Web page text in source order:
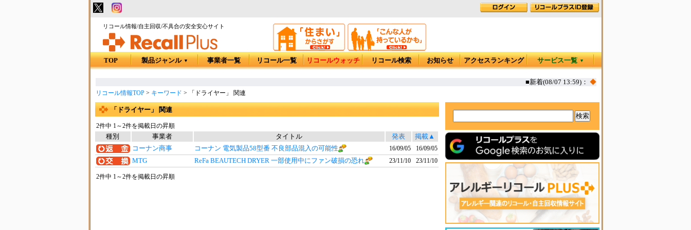
リコール情報/自主回収/不具合の安全安心サイト
TOP 製品ジャンル ▼ 事業者一覧 リコール一覧 リコールウォッチ リコール検索 お知らせ アクセスランキング サービス一覧 ▼
■新着(08/07 13:59)：◆カヤック オタリア360T 一部生
リコール情報TOP> キーワード > 「ドライヤー」 関連
「ドライヤー」 関連
2件中 1～2件を掲載日の昇順
種別 事業者 タイトル 発表
掲載▲
コーナン商事
コーナン 電気製品58型番 不良部品混入の可能性 16/09/05 16/09/05
MTG ReFa BEAUTECH DRYER 一部使用中にファン破損の恐れ 23/11/10 23/11/10
2件中 1～2件を掲載日の昇順